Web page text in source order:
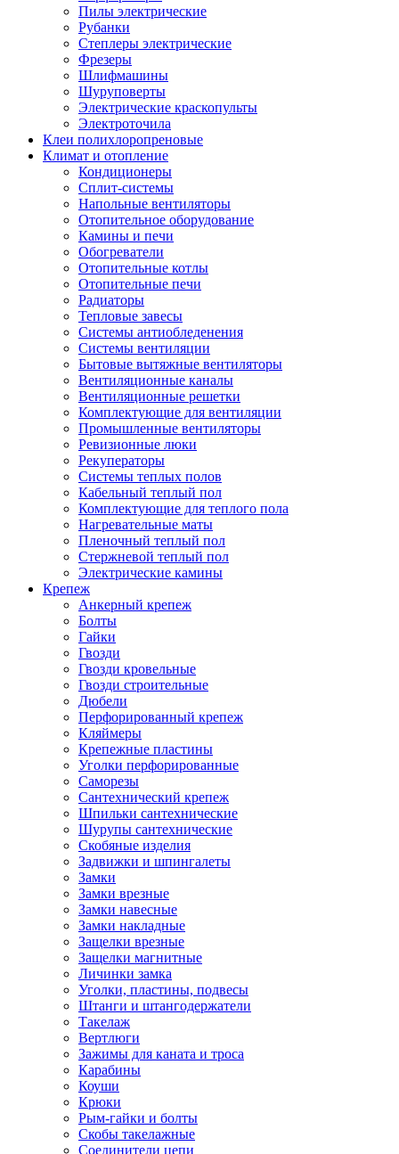
Пилы электрические
Рубанки
Степлеры электрические
Фрезеры
Шлифмашины
Шуруповерты
Электрические краскопульты
Электроточила
Клеи полихлоропреновые
Климат и отопление
Кондиционеры
Сплит-системы
Напольные вентиляторы
Отопительное оборудование
Камины и печи
Обогреватели
Отопительные котлы
Отопительные печи
Радиаторы
Тепловые завесы
Системы антиобледенения
Системы вентиляции
Бытовые вытяжные вентиляторы
Вентиляционные каналы
Вентиляционные решетки
Комплектующие для вентиляции
Промышленные вентиляторы
Ревизионные люки
Рекуператоры
Системы теплых полов
Кабельный теплый пол
Комплектующие для теплого пола
Нагревательные маты
Пленочный теплый пол
Стержневой теплый пол
Электрические камины
Крепеж
Анкерный крепеж
Болты
Гайки
Гвозди
Гвозди кровельные
Гвозди строительные
Дюбели
Перфорированный крепеж
Кляймеры
Крепежные пластины
Уголки перфорированные
Саморезы
Сантехнический крепеж
Шпильки сантехнические
Шурупы сантехнические
Скобяные изделия
Задвижки и шпингалеты
Замки
Замки врезные
Замки навесные
Замки накладные
Защелки врезные
Защелки магнитные
Личинки замка
Уголки, пластины, подвесы
Штанги и штангодержатели
Такелаж
Вертлюги
Зажимы для каната и троса
Карабины
Коуши
Крюки
Рым-гайки и болты
Скобы такелажные
Соединители цепи